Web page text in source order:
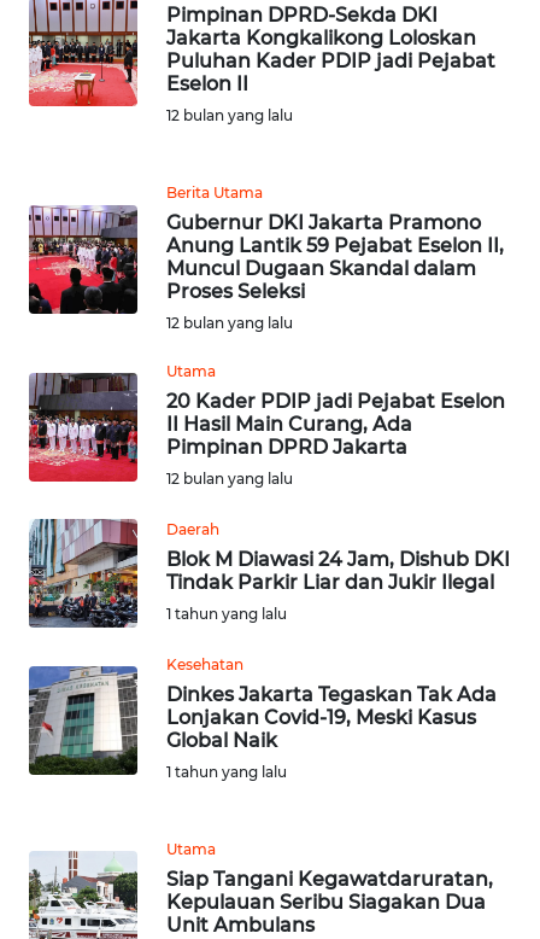
Pimpinan DPRD-Sekda DKI
Jakarta Kongkalikong Loloskan
Puluhan Kader PDIP jadi Pejabat
Eselon II
12 bulan yang lalu
Berita Utama
Gubernur DKI Jakarta Pramono
Anung Lantik 59 Pejabat Eselon II,
Muncul Dugaan Skandal dalam
Proses Seleksi
12 bulan yang lalu
Utama
20 Kader PDIP jadi Pejabat Eselon
II Hasil Main Curang, Ada
Pimpinan DPRD Jakarta
12 bulan yang lalu
Daerah
Blok M Diawasi 24 Jam, Dishub DKI
Tindak Parkir Liar dan Jukir Ilegal
1 tahun yang lalu
Kesehatan
Dinkes Jakarta Tegaskan Tak Ada
Lonjakan Covid-19, Meski Kasus
Global Naik
1 tahun yang lalu
Utama
Siap Tangani Kegawatdaruratan,
Kepulauan Seribu Siagakan Dua
Unit Ambulans
SERDANG
WN
TEBING
PAKPAK
WN
KARAWANG
WN
BEKASI
WN
BOGOR
WN
DEPOK
TAPANULI
UTARA
WN
SAMOSIR
PADANG
LAWAS